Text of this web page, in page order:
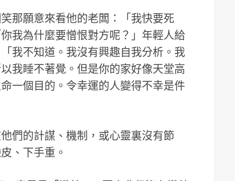
那願意來看他的老闆：「我快要死
我為什麼要憎恨對方呢？」年輕人給
我不知道。我沒有興趣自我分析。我
我睡不著覺。但是你的家好像天堂高
一個目的。令幸運的人變得不幸是件
們的計謀、機制，或心靈裏沒有節
、下手重。